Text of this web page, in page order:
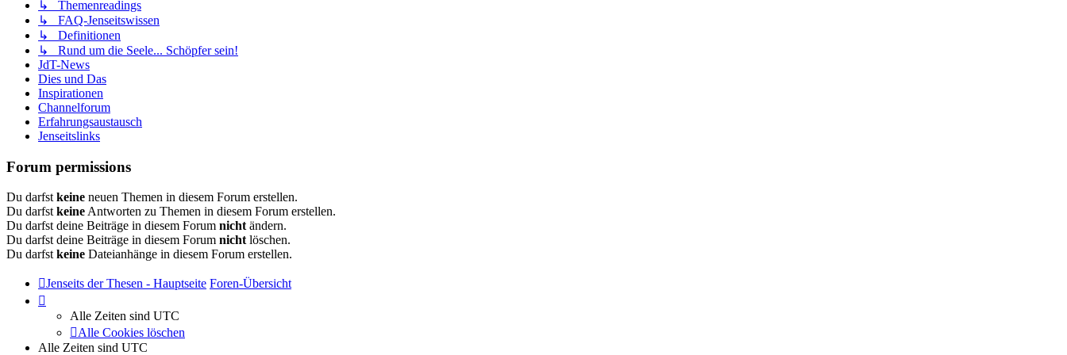
↳ Themenreadings
↳ FAQ-Jenseitswissen
↳ Definitionen
↳ Rund um die Seele... Schöpfer sein!
JdT-News
Dies und Das
Inspirationen
Channelforum
Erfahrungsaustausch
Jenseitslinks
Forum permissions
Du darfstkeine neuen Themen in diesem Forum erstellen.
Du darfstkeineAntworten zu Themen in diesem Forum erstellen.
Du darfst deine Beiträge in diesem Forum nichtändern.
Du darfst deine Beiträge in diesem Forum nichtlöschen.
Du darfstkeine Dateianhänge in diesem Forum erstellen.
Jenseits der Thesen - Hauptseite Foren-Übersicht
Alle Zeiten sind UTC
Alle Cookies löschen
Alle Zeiten sind UTC